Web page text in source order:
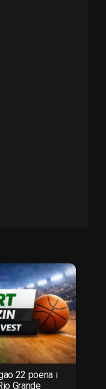
22 poena i
Grande